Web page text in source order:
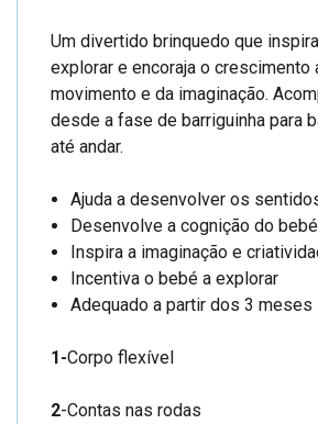
Um divertido brinquedo que
explorar e encoraja o crescimento
movimento e da imaginação.
desde a fase de barriguinha para
até andar.
Ajuda a desenvolver os
Desenvolve a cognição do bebé
Inspira a imaginação e
Incentiva o bebé a explorar
Adequado a partir dos 3 meses
1-Corpo flexível
2-Contas nas rodas